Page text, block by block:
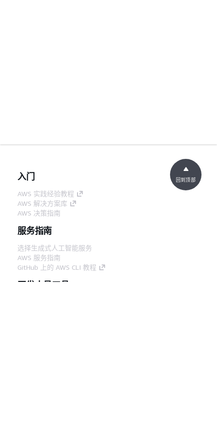
入门
AWS 实践经验教程
AWS 解决方案库
AWS 决策指南
服务指南
选择生成式人工智能服务
AWS 服务指南
GitHub 上的 AWS CLI 教程
开发人员工具
回到顶部